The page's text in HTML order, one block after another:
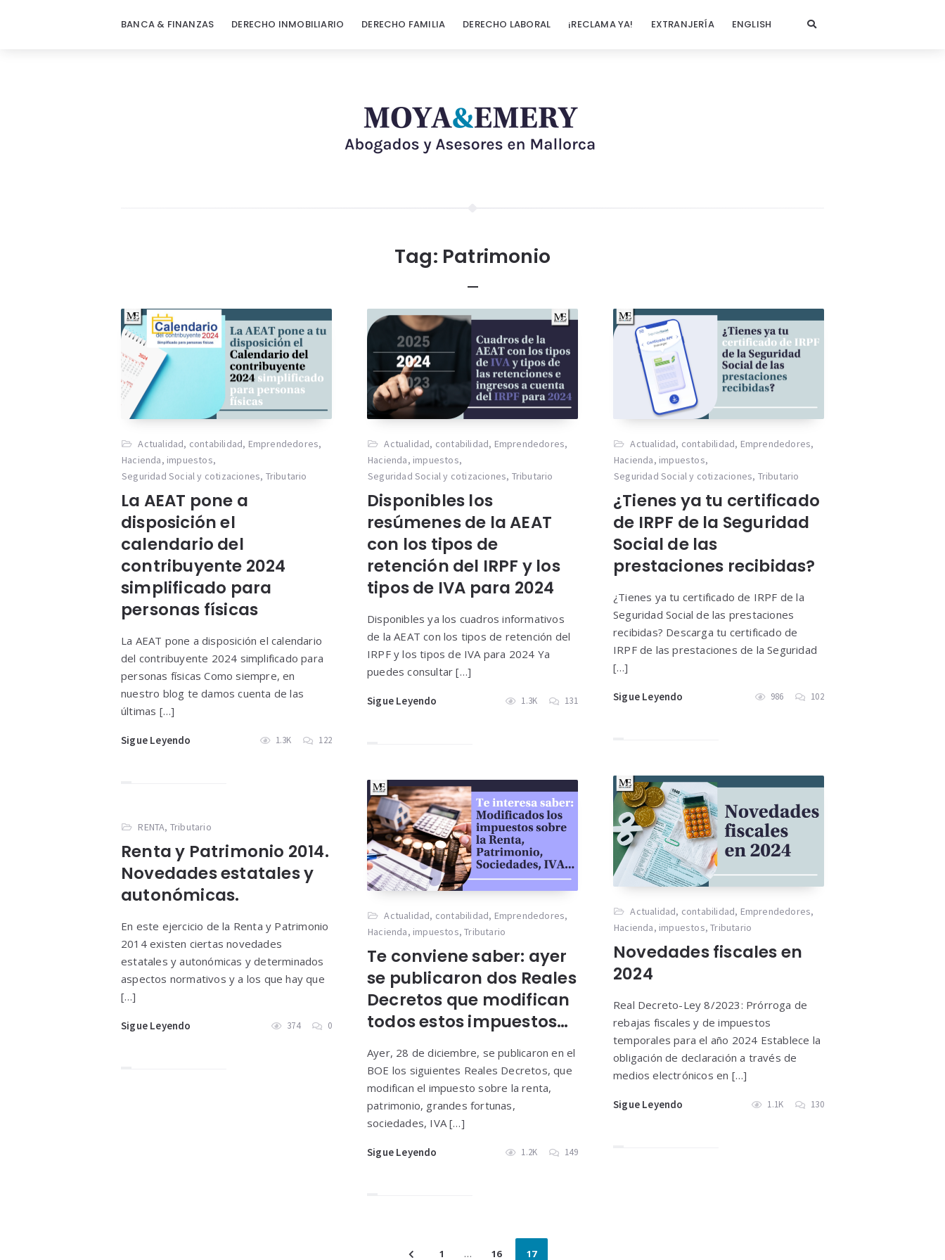
BANCA & FINANZAS DERECHO INMOBILIARIO DERECHO FAMILIA DERECHO LABORAL ¡RECLAMA YA! EXTRANJERÍA ENGLISH
Tag: Patrimonio
Actualidad, contabilidad, Emprendedores,
Hacienda, impuestos,
Seguridad Social y cotizaciones, Tributario
La AEAT pone a
disposición el
calendario del
contribuyente 2024
simplificado para
personas físicas
La AEAT pone a disposición el calendario
del contribuyente 2024 simplificado para
personas físicas Como siempre, en
nuestro blog te damos cuenta de las
últimas […]
Sigue Leyendo 1.3K 122
Actualidad, contabilidad, Emprendedores,
Hacienda, impuestos,
Seguridad Social y cotizaciones, Tributario
Disponibles los
resúmenes de la AEAT
con los tipos de
retención del IRPF y los
tipos de IVA para 2024
Disponibles ya los cuadros informativos
de la AEAT con los tipos de retención del
IRPF y los tipos de IVA para 2024 Ya
puedes consultar […]
Sigue Leyendo 1.3K 131
Actualidad, contabilidad, Emprendedores,
Hacienda, impuestos,
Seguridad Social y cotizaciones, Tributario
¿Tienes ya tu certificado
de IRPF de la Seguridad
Social de las
prestaciones recibidas?
¿Tienes ya tu certificado de IRPF de la
Seguridad Social de las prestaciones
recibidas? Descarga tu certificado de
IRPF de las prestaciones de la Seguridad
[…]
Sigue Leyendo 986 102
Actualidad, contabilidad, Emprendedores,
Hacienda, impuestos,Tributario
Novedades fiscales en
2024
Real Decreto-Ley 8/2023: Prórroga de
rebajas fiscales y de impuestos
temporales para el año 2024 Establece la
obligación de declaración a través de
medios electrónicos en […]
Sigue Leyendo 1.1K 130
Actualidad, contabilidad, Emprendedores,
Hacienda, impuestos,Tributario
Te conviene saber: ayer
se publicaron dos Reales
Decretos que modifican
todos estos impuestos…
Ayer, 28 de diciembre, se publicaron en el
BOE los siguientes Reales Decretos, que
modifican el impuesto sobre la renta,
patrimonio, grandes fortunas,
sociedades, IVA […]
Sigue Leyendo 1.2K 149
RENTA, Tributario
Renta y Patrimonio 2014.
Novedades estatales y
autonómicas.
En este ejercicio de la Renta y Patrimonio
2014 existen ciertas novedades
estatales y autonómicas y determinados
aspectos normativos y a los que hay que
[…]
Sigue Leyendo 374 0
1 … 16 17